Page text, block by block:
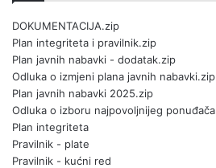
DOKUMENTACIJA.zip
Plan integriteta i pravilnik.zip
Plan javnih nabavki - dodatak.zip
Odluka o izmjeni plana javnih nabavki.zip
Plan javnih nabavki 2025.zip
Odluka o izboru najpovoljnijeg ponuđača
Plan integriteta
Pravilnik - plate
Pravilnik - kućni red